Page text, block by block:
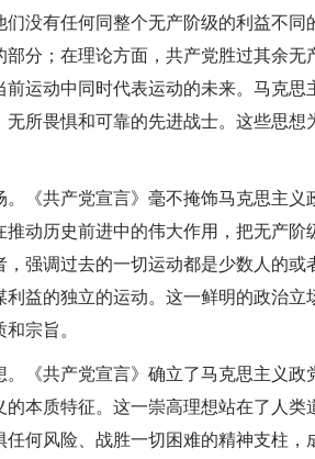
没有任何同整个无产阶级的利益不同
分；在理论方面，共产党胜过其余无
运动中同时代表运动的未来。马克思
所畏惧和可靠的先进战士。这些思想
《共产党宣言》毫不掩饰马克思主义
动历史前进中的伟大作用，把无产阶
强调过去的一切运动都是少数人的或
益的独立的运动。这一鲜明的政治立
宗旨。
《共产党宣言》确立了马克思主义政
本质特征。这一崇高理想站在了人类
何风险、战胜一切困难的精神支柱，